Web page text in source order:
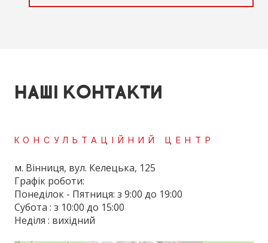
НАШІ КОНТАКТИ
КОНСУЛЬТАЦІЙНИЙ ЦЕНТР
м. Вінниця, вул. Келецька, 125
Графік роботи:
Понеділок - Пятниця: з 9:00 до 19:00
Субота : з 10:00 до 15:00
Неділя : вихідний